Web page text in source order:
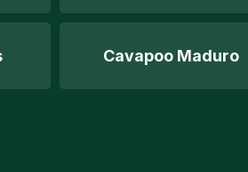
Cavapoo Maduro